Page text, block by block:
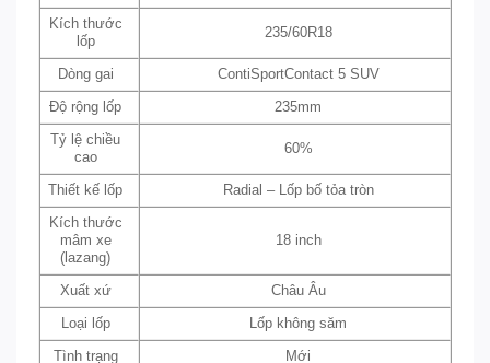
Kích thước
lốp
235/60R18
Dòng gai ContiSportContact 5 SUV
Độ rộng lốp 235mm
Tỷ lệ chiều
cao
60%
Thiết kế lốp Radial – Lốp bố tỏa tròn
Kích thước
mâm xe
(lazang)
18 inch
Xuất xứ Châu Âu
Loại lốp Lốp không săm
Tình trạng Mới